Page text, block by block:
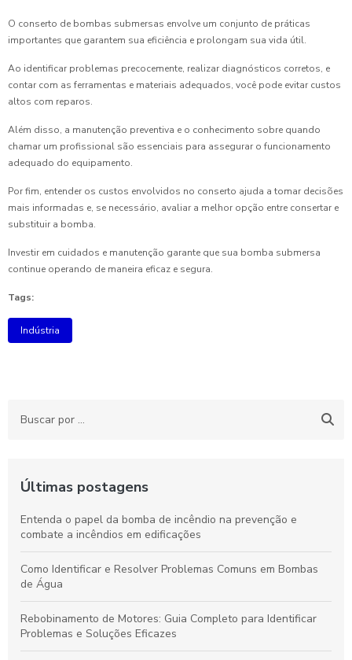
O conserto de bombas submersas envolve um conjunto de práticas
importantes que garantem sua eficiência e prolongam sua vida útil.
Ao identificar problemas precocemente, realizar diagnósticos corretos, e
contar com as ferramentas e materiais adequados, você pode evitar custos
altos com reparos.
Além disso, a manutenção preventiva e o conhecimento sobre quando
chamar um profissional são essenciais para assegurar o funcionamento
adequado do equipamento.
Por fim, entender os custos envolvidos no conserto ajuda a tomar decisões
mais informadas e, se necessário, avaliar a melhor opção entre consertar e
substituir a bomba.
Investir em cuidados e manutenção garante que sua bomba submersa
continue operando de maneira eficaz e segura.
Tags:
Indústria
Últimas postagens
Entenda o papel da bomba de incêndio na prevenção e
combate a incêndios em edificações
Como Identificar e Resolver Problemas Comuns em Bombas
de Água
Rebobinamento de Motores: Guia Completo para Identificar
Problemas e Soluções Eficazes